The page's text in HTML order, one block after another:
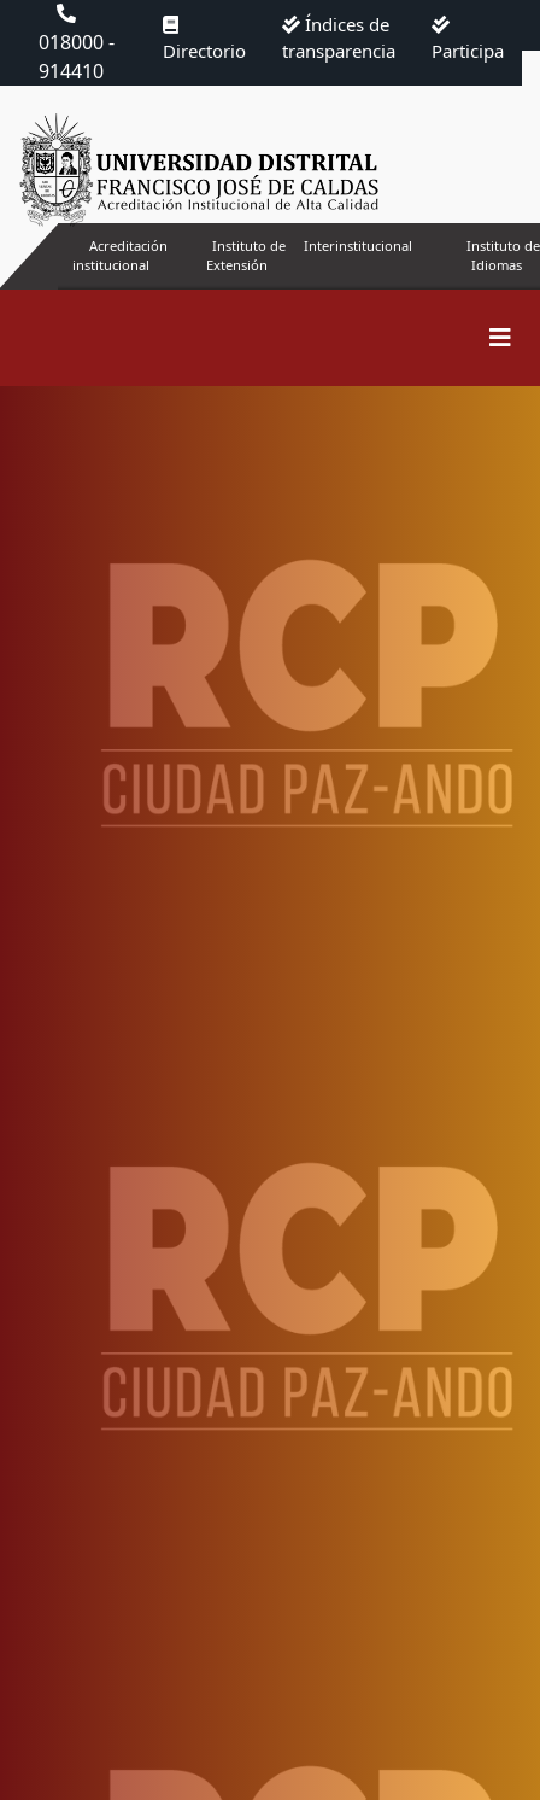
018000 -
914410
Directorio
Índices de
transparencia
Participa
Acreditación
institucional
Instituto de
Extensión
Interinstitucional
Instituto de
Idiomas